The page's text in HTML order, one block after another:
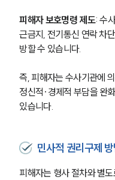
피해자 보호명령 제도: 수
근금지, 전기통신 연락 차
방할 수 있습니다.
즉, 피해자는 수사기관에
정신적·경제적 부담을 완
있습니다.
민사적 권리구제
피해자는 형사 절차와 별